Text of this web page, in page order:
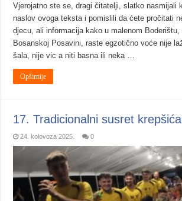
Vjerojatno ste se, dragi čitatelji, slatko nasmijali
naslov ovoga teksta i pomislili da ćete pročitati
djecu, ali informacija kako u malenom Boderištu,
Bosanskoj Posavini, raste egzotično voće nije
šala, nije vic a niti basna ili neka …
Opširnije
17. Tradicionalni susret
24. kolovoza 2025. 0